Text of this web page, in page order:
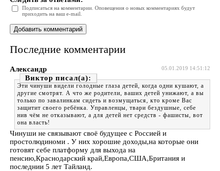
Подписаться на комментарии. Оповещения о новых комментариях будут
приходить на ваш e-mail.
Последние комментарии
05.01.2019 14:51:12
Александр
Виктор
Эти чинуши видели голодные глаза детей, когда одни кушают, а
другие смотрят. А что же родители, ваших детей унижают, а вы
только по завалинкам сидеть и возмущаться, кто кроме Вас
защитит своего ребёнка. Управленцы, твари бездушные, себе
нив чём не отказывают, а для детей нет средств - фашисты, вот
она власть!
Чинуши не связывают своё будущее с Россией и
простолюдиноми . У них хорошие доходы,на которые они
готовят себе платформу для выхода на
пенсию,Краснодарский край,Европа,США,Британия и
последнии 5 лет Тайланд.